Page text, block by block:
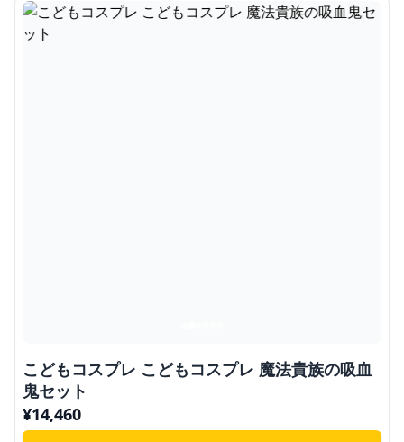
こどもコスプレ こどもコスプレ 魔法貴族の吸血
鬼セット
¥14,460